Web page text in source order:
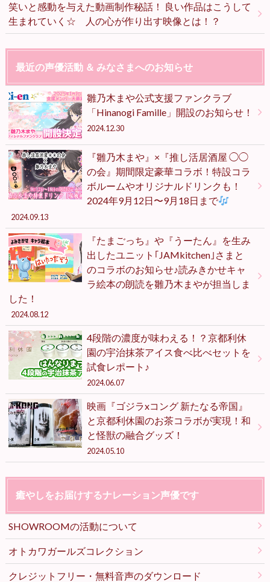
笑いと感動を与えた動画制作秘話！ 良い作品はこうして
生まれていく☆ 人の心が作り出す映像とは！？
最近の声優活動 ＆ みなさまへのお知らせ
雛乃木まや公式支援ファンクラブ
「Hinanogi Famille」開設のお知らせ！
2024.12.30
『雛乃木まや』×『推し活居酒屋 ◯◯
の会』期間限定豪華コラボ！特設コラ
ボルームやオリジナルドリンクも！
2024年9月12日〜9月18日まで
2024.09.13
『たまごっち』や『うーたん』を生み
出したユニット｢JAMkitchen｣さまと
のコラボのお知らせ♪読みきかせキャ
ラ絵本の朗読を雛乃木まやが担当しま
した！
2024.08.12
4段階の濃度が味わえる！？京都利休
園の宇治抹茶アイス食べ比べセットを
試食レポート♪
2024.06.07
映画『ゴジラxコング 新たなる帝国』
と京都利休園のお茶コラボが実現！和
と怪獣の融合グッズ！
2024.05.10
癒やしをお届けするナレーション声優です
SHOWROOMの活動について
オトカワガールズコレクション
クレジットフリー・無料音声のダウンロード